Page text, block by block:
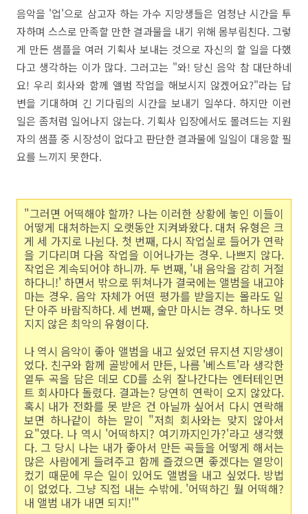
음악을 '업'으로 삼고자 하는 가수 지망생들은 엄청난 시간을 투
자하며 스스로 만족할 만한 결과물을 내기 위해 몸부림친다. 그렇
게 만든 샘플을 여러 기획사 보내는 것으로 자신의 할 일을 다했
다고 생각하는 이가 많다. 그러고는 "와! 당신 음악 참 대단하네
요! 우리 회사와 함께 앨범 작업을 해보시지 않겠어요?"라는 답
변을 기대하며 긴 기다림의 시간을 보내기 일쑤다. 하지만 이런
일은 좀처럼 일어나지 않는다. 기획사 입장에서도 몰려드는 지원
자의 샘플 중 시장성이 없다고 판단한 결과물에 일일이 대응할 필
요를 느끼지 못한다.
"그러면 어떡해야 할까? 나는 이러한 상황에 놓인 이들이
어떻게 대처하는지 오랫동안 지켜봐왔다. 대처 유형은 크
게 세 가지로 나뉜다. 첫 번째, 다시 작업실로 들어가 연락
을 기다리며 다음 작업을 이어나가는 경우. 나쁘지 않다.
작업은 계속되어야 하니까. 두 번째, '내 음악을 감히 거절
하다니!' 하면서 밖으로 뛰쳐나가 결국에는 앨범을 내고야
마는 경우. 음악 자체가 어떤 평가를 받을지는 몰라도 일
단 아주 바람직하다. 세 번째, 술만 마시는 경우. 하나도 멋
지지 않은 최악의 유형이다.
나 역시 음악이 좋아 앨범을 내고 싶었던 뮤지션 지망생이
었다. 친구와 함께 골방에서 만든, 나름 '베스트'라 생각한
열두 곡을 담은 데모 CD를 소위 잘나간다는 엔터테인먼
트 회사마다 돌렸다. 결과는? 당연히 연락이 오지 않았다.
혹시 내가 전화를 못 받은 건 아닐까 싶어서 다시 연락해
보면 하나같이 하는 말이 "저희 회사와는 맞지 않아서
요"였다. 나 역시 '어떡하지? 여기까지인가?'라고 생각했
다. 그 당시 나는 내가 좋아서 만든 곡들을 어떻게 해서는
많은 사람에게 들려주고 함께 즐겼으면 좋겠다는 열망이
컸기 때문에 무슨 일이 있어도 앨범을 내고 싶었다. 방법
이 없었다. 그냥 직접 내는 수밖에. '어떡하긴 뭘 어떡해?
내 앨범 내가 내면 되지!'"